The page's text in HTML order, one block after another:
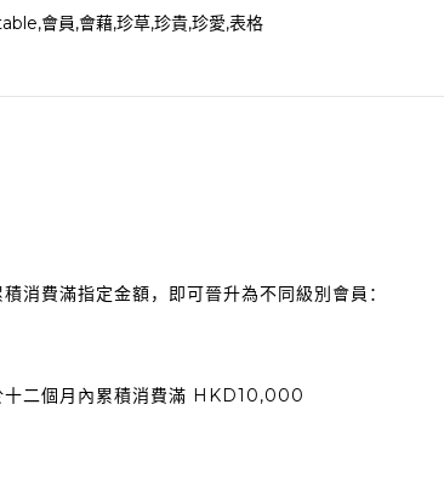
費滿指定金額，即可晉升為不同級別會員：
二個月內累積消費滿 HKD10,000